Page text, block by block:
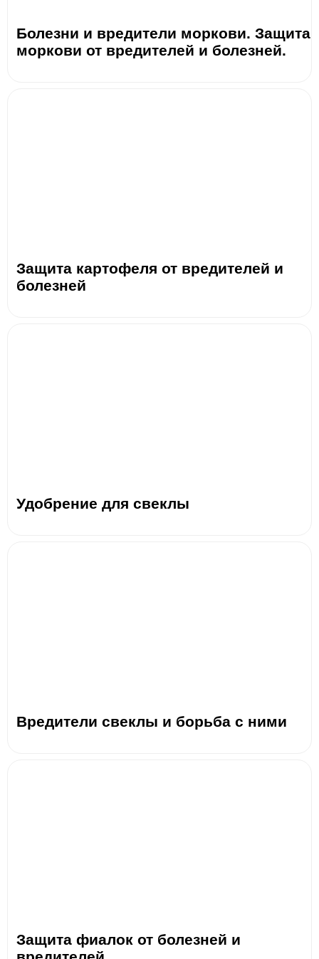
Болезни и вредители моркови. Защита
моркови от вредителей и болезней.
Защита картофеля от вредителей и
болезней
Удобрение для свеклы
Вредители свеклы и борьба с ними
Защита фиалок от болезней и